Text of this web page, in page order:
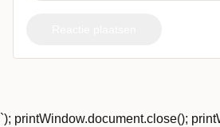
`); printWindow.document.close();